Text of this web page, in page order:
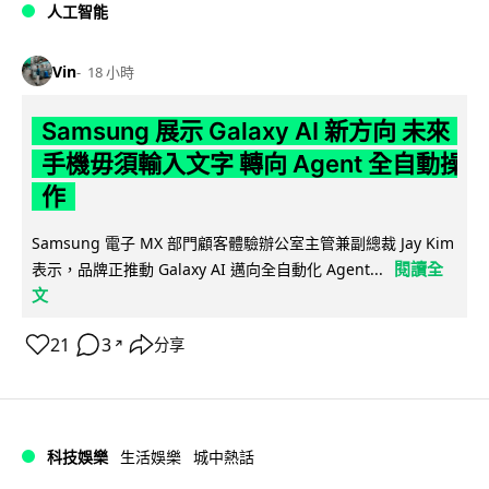
人工智能
Vin 18 小時
Samsung 展示 Galaxy AI 新方向 未來
手機毋須輸入文字 轉向 Agent 全自動操
作
Samsung 電子 MX 部門顧客體驗辦公室主管兼副總裁 Jay Kim
表示，品牌正推動 Galaxy AI 邁向全自動化 Agent...
閱讀全
文
21 3 ↗ 分享
科技娛樂 生活娛樂 城中熱話